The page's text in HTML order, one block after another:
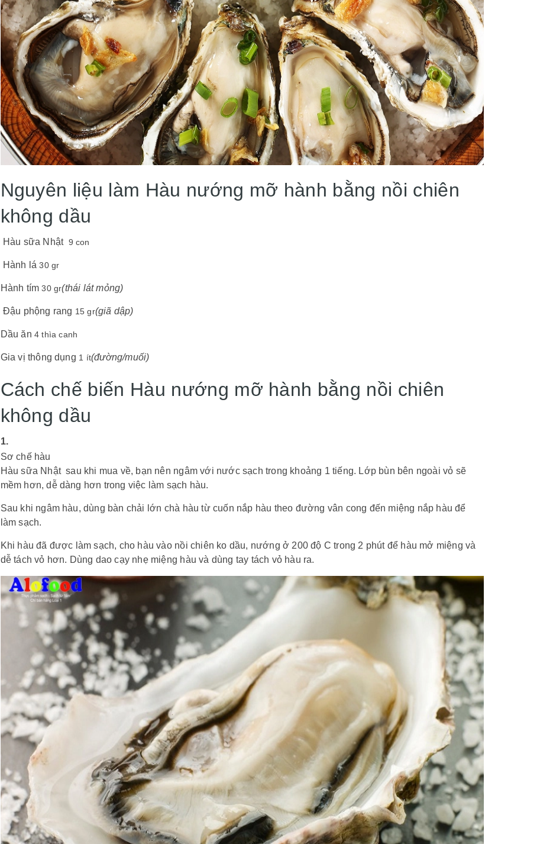
Nguyên liệu làm Hàu nướng mỡ hành bằng nồi chiên
không dầu
Hàu sữa Nhật 9 con
Hành lá30 gr
Hành tím30 gr(thái lát mỏng)
Đậu phộng rang 15 gr(giã dập)
Dầu ăn 4 thìa canh
Gia vị thông dụng 1 ít(đường/muối)
Cách chế biến Hàu nướng mỡ hành bằng nồi chiên
không dầu
1.
Sơ chế hàu
Hàu sữa Nhật sau khi mua về, bạn nên ngâm với nước sạch trong khoảng 1 tiếng. Lớp bùn bên ngoài vỏ sẽ
mềm hơn, dễ dàng hơn trong việc làm sạch hàu.
Sau khi ngâm hàu, dùng bàn chải lớn chà hàu từ cuốn nắp hàu theo đường vân cong đến miệng nắp hàu để
làm sạch.
Khi hàu đã được làm sạch, cho hàu vào nồi chiên ko dầu, nướng ở 200 độ C trong 2 phút để hàu mở miệng và
dễ tách vỏ hơn. Dùng dao cạy nhẹ miệng hàu và dùng tay tách vỏ hàu ra.